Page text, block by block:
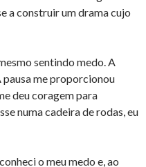
a construir um drama cujo
sentindo medo. A
pausa me proporcionou
deu coragem para
numa cadeira de rodas, eu
o meu medo e, ao